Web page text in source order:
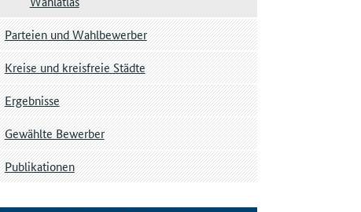
Parteien und Wahlbewerber
Kreise und kreisfreie Städte
Ergebnisse
Gewählte Bewerber
Publikationen